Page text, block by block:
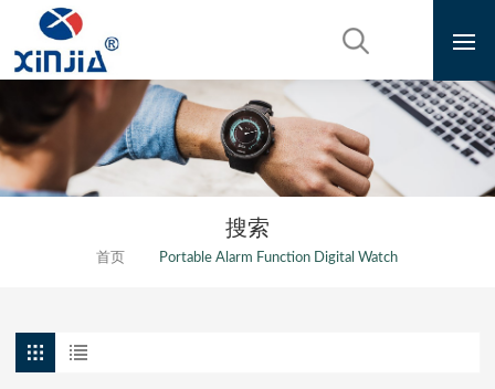
搜索
首页 Portable Alarm Function Digital Watch